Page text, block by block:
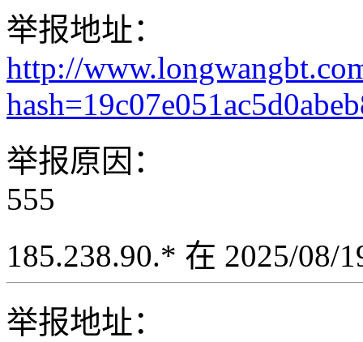
举报地址：
http://
举报原因：
555
185.238.90.* 在 2025/08/
举报地址：